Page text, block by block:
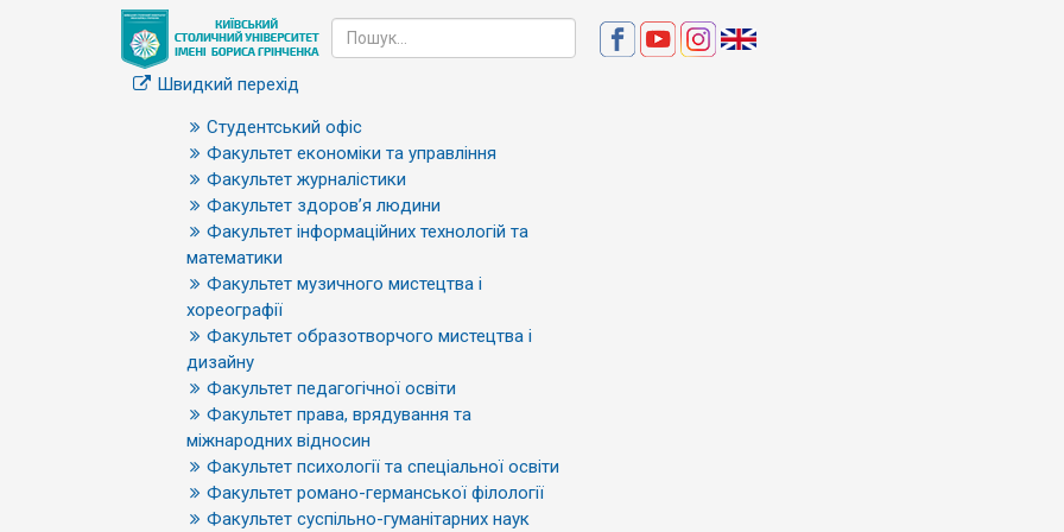
Швидкий перехід
Студентський офіс
Факультет економіки та управління
Факультет журналістики
Факультет здоров’я людини
Факультет інформаційних технологій та
математики
Факультет музичного мистецтва і
хореографії
Факультет образотворчого мистецтва і
дизайну
Факультет педагогічної освіти
Факультет права, врядування та
міжнародних відносин
Факультет психології та спеціальної освіти
Факультет романо-германської філології
Факультет суспільно-гуманітарних наук